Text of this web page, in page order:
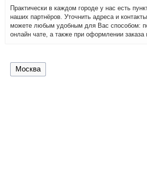
Практически в каждом городе у нас есть
наших партнёров. Уточнить адреса и
можете любым удобным для Вас способом:
онлайн чате, а также при оформлении заказа
Москва